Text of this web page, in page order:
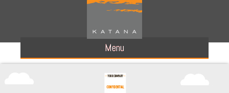
Menu
A PROPOSITO DI KATANA